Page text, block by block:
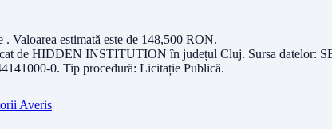
. Valoarea estimată este de 148,500 RON.
de HIDDEN INSTITUTION în județul Cluj. Sursa datelor:
0. Tip procedură: Licitație Publică.
Averis